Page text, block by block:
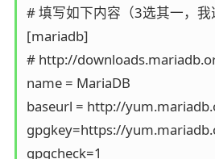
# 填写如下内容（3选其一，我
[mariadb]
# http://
name = MariaDB
baseurl = http://
gpgkey=https://
gpgcheck=1